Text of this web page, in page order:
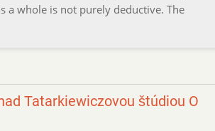
a whole is not purely deductive. The
Tatarkiewiczovou štúdiou O